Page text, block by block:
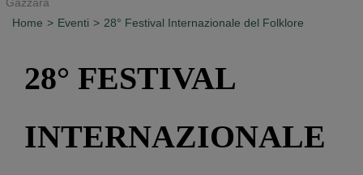
Home
Eventi 28° Festival Internazionale del Folklore
28° FESTIVAL
INTERNAZIONALE